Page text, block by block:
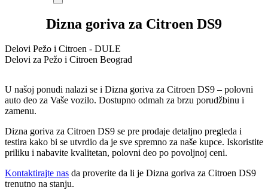
Dizna goriva za Citroen DS9
Delovi Pežo i Citroen - DULE
Delovi za Pežo i Citroen Beograd
U našoj ponudi nalazi se i Dizna goriva za Citroen DS9 – polovni
auto deo za Vaše vozilo. Dostupno odmah za brzu porudžbinu i
zamenu.
Dizna goriva za Citroen DS9 se pre prodaje detaljno pregleda i
testira kako bi se utvrdio da je sve spremno za naše kupce. Iskoristite
priliku i nabavite kvalitetan, polovni deo po povoljnoj ceni.
Kontaktirajte nas da proverite da li je Dizna goriva za Citroen DS9
trenutno na stanju.